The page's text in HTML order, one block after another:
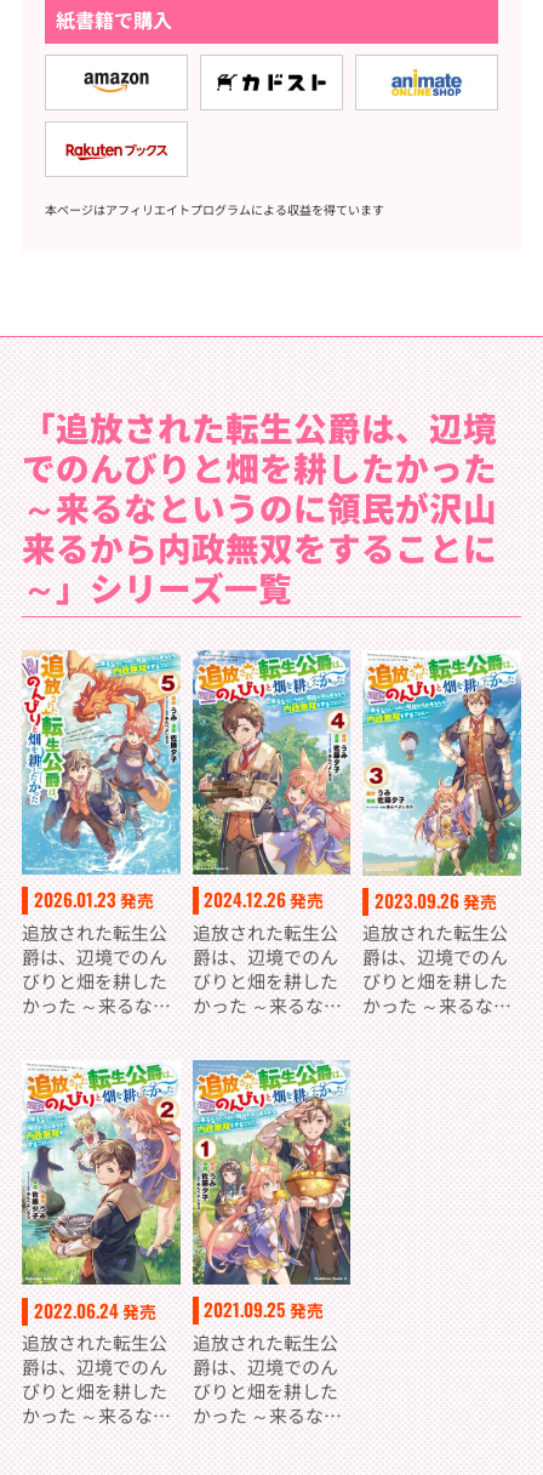
紙書籍で購入
本ページはアフィリエイトプログラムによる収益を得ています
「追放された転生公爵は、辺境
でのんびりと畑を耕したかった
～来るなというのに領民が沢山
来るから内政無双をすることに
～」シリーズ一覧
2026.01.23 発売
追放された転生公
爵は、辺境でのん
びりと畑を耕した
かった ～来るなと
双をすることに～
（5）
2024.12.26発売
追放された転生公
爵は、辺境でのん
びりと畑を耕した
かった ～来るなと
双をすることに～
（4）
2023.09.26発売
追放された転生公
爵は、辺境でのん
びりと畑を耕した
かった ～来るなと
2022.06.24発売
追放された転生公
爵は、辺境でのん
びりと畑を耕した
かった ～来るなと
2021.09.25 発売
追放された転生公
爵は、辺境でのん
びりと畑を耕した
かった ～来るなと